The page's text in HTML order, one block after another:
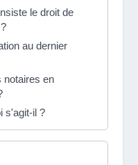
le droit de
au dernier
notaires en
s'agit-il ?